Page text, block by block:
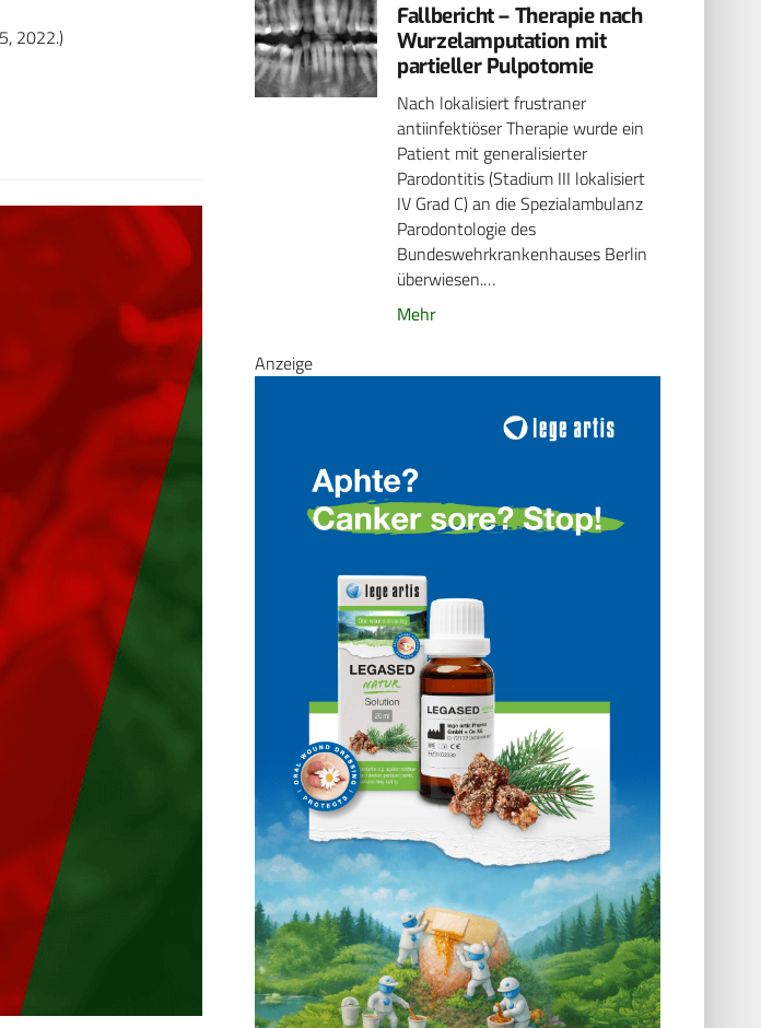
2022.)
Fallbericht – Therapie nach
Wurzelamputation mit
partieller Pulpotomie
Nach lokalisiert frustraner
antiinfektiöser Therapie wurde ein
Patient mit generalisierter
Parodontitis (Stadium III lokalisiert
IV Grad C) an die Spezialambulanz
Parodontologie des
Bundeswehrkrankenhauses Berlin
überwiesen.…
Mehr
Anzeige